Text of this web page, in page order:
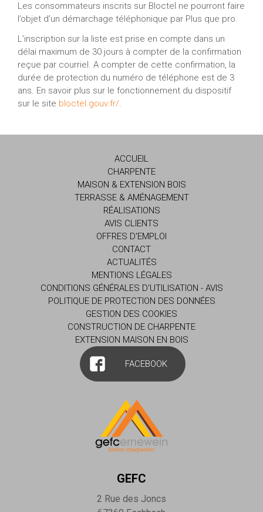
Les consommateurs inscrits sur Bloctel ne pourront faire
l’objet d’un démarchage téléphonique par Plus que pro.
L’inscription sur la liste est prise en compte dans un
délai maximum de 30 jours à compter de la confirmation
reçue par courriel. A compter de cette confirmation, la
durée de protection du numéro de téléphone est de 3
ans. En savoir plus sur le fonctionnement du dispositif
sur le site bloctel.gouv.fr/.
ACCUEIL
CHARPENTE
MAISON & EXTENSION BOIS
TERRASSE & AMÉNAGEMENT
RÉALISATIONS
AVIS CLIENTS
OFFRES D'EMPLOI
CONTACT
ACTUALITÉS
MENTIONS LÉGALES
CONDITIONS GÉNÉRALES D'UTILISATION - AVIS
POLITIQUE DE PROTECTION DES DONNÉES
GESTION DES COOKIES
CONSTRUCTION DE CHARPENTE
EXTENSION MAISON EN BOIS
FACEBOOK
GEFC
2 Rue des Joncs